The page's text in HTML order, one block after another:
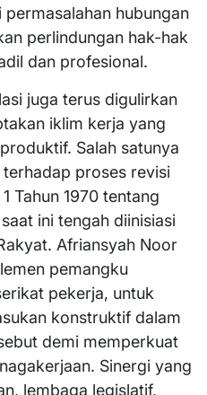
hubungan
perlindungan hak-hak
dan profesional.
juga terus digulirkan
iklim kerja yang
Salah satunya
proses revisi
Tahun 1970 tentang
ini tengah diinisiasi
Afriansyah Noor
pemangku
pekerja, untuk
konstruktif dalam
demi memperkuat
Sinergi yang
lembaga legislatif,